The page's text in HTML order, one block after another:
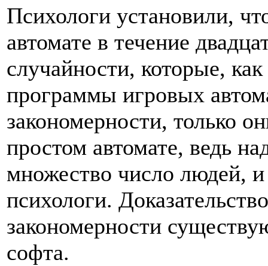
Психологи установили,
автомате в течение
случайности, которые,
программы игровых
закономерности, только
простом автомате, ведь
множество число людей,
психологи.
закономерности
софта.